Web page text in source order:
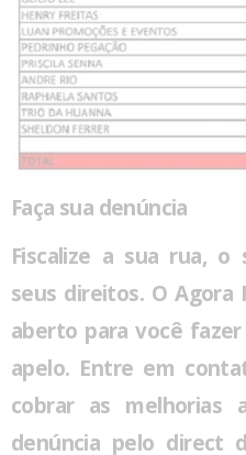
Faça sua denúncia
Fiscalize a sua rua, o
seus direitos. O
aberto para você
apelo. Entre em
cobrar as melhorias
denúncia pelo direct